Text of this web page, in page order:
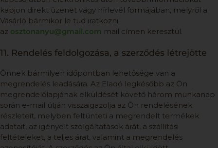
kapjon direkt üzenet vagy hírlevél formájában, melyről a
Vásárló bármikor le tud iratkozni
az osztonanyu@gmail.com mail címen keresztül.
11. Rendelés feldolgozása, a szerződés létrejötte
Önnek bármilyen időpontban lehetősége van a
megrendelés leadására. Az Eladó legkésőbb az Ön
megrendelőlapjának elküldését követő három munkanap
során e-mail útján visszaigazolja az Ön rendelésének
részleteit, melyben feltünteti a megrendelt termékek
adatait, az igényelt szolgáltatások árát, a szállítási
feltételeket, a teljes árat, valamint a megrendelés